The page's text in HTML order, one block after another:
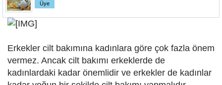
Üye
Erkekler cilt bakımına kadınlara göre çok fazla önem
vermez. Ancak cilt bakımı erkeklerde de
kadınlardaki kadar önemlidir ve erkekler de kadınlar